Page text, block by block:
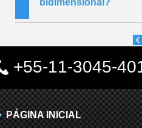
bidimensional?
+55-11-3045-
PÁGINA INICIAL